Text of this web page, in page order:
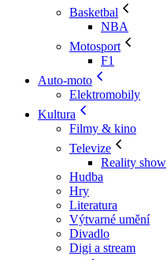
Basketbal
NBA
Motosport
F1
Auto-moto
Elektromobily
Kultura
Filmy & kino
Televize
Reality show
Hudba
Hry
Literatura
Výtvarné umění
Divadlo
Digi a stream